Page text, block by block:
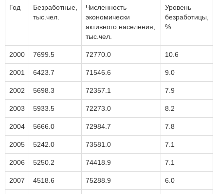
Год
Безработные,
тыс.чел.
Численность
экономически
активного населения,
тыс.чел.
Уровень
безработицы,
%
2000 7699.5 72770.0 10.6
2001 6423.7 71546.6 9.0
2002 5698.3 72357.1 7.9
2003 5933.5 72273.0 8.2
2004 5666.0 72984.7 7.8
2005 5242.0 73581.0 7.1
2006 5250.2 74418.9 7.1
2007 4518.6 75288.9 6.0